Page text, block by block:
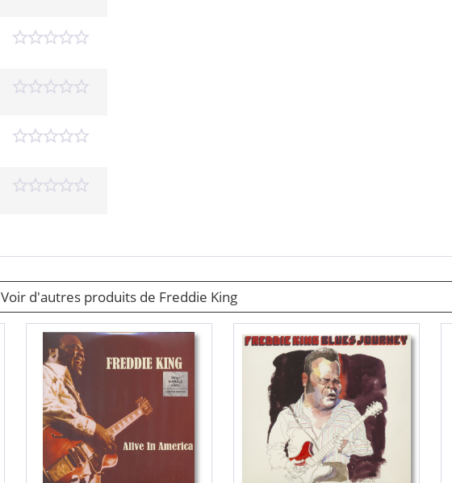
Voir d'autres produits de Freddie King